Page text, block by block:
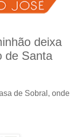
deixa
de Santa
de Sobral, onde